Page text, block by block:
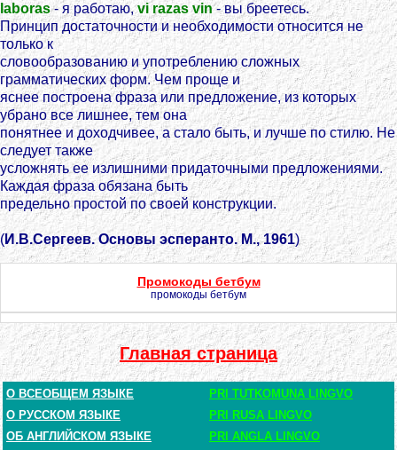
laboras- я работаю,vi razas vin- вы бреетесь.
Принцип достаточности и необходимости относится не
только к
словообразованию и употреблению сложных
грамматических форм. Чем проще и
яснее построена фраза или предложение, из которых
убрано все лишнее, тем она
понятнее и доходчивее, а стало быть, и лучше по стилю. Не
следует также
усложнять ее излишними придаточными предложениями.
Каждая фраза обязана быть
предельно простой по своей конструкции.
(И.В.Сергеев. Основы эсперанто. М., 1961)
Промокоды бетбум
промокоды бетбум
Главная страница
О ВСЕОБЩЕМ ЯЗЫКЕ
PRI TUTKOMUNA LINGVO
О РУССКОМ ЯЗЫКЕ
PRI RUSA LINGVO
ОБ АНГЛИЙСКОМ ЯЗЫКЕ
PRI ANGLA LINGVO